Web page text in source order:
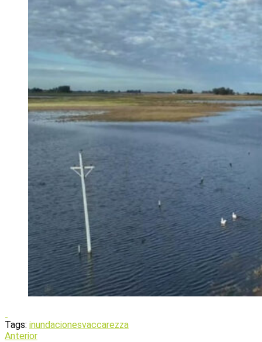
Tags: inundacionesvaccarezza
Anterior